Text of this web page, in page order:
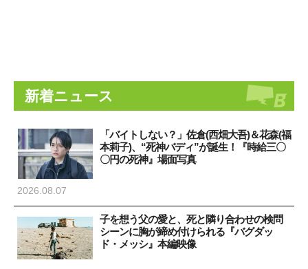
新着ニュース
「バイトしない？」佐倉(西畑大吾)＆花森(福
本莉子)、“死神バディ”が誕生！『時給三〇
〇円の死神』場面写真
2026.08.07
子を想う父の愛と、死と隣り合わせの検問
シーンに胸が締め付けられる『バグダッ
ド・メッシ』本編映像